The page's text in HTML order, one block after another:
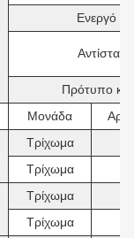
Ενεργό
Πρότυπο
Μονάδα
Τρίχωμα
Τρίχωμα
Τρίχωμα
Τρίχωμα